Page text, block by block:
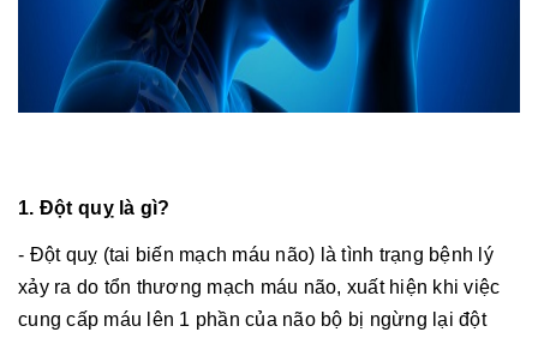
1. Đột quỵ là gì?
- Đột quỵ (tai biến mạch máu não) là tình trạng bệnh lý
xảy ra do tổn thương mạch máu não, xuất hiện khi việc
cung cấp máu lên 1 phần của não bộ bị ngừng lại đột